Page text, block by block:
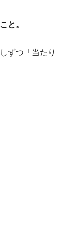
と。
ずつ「当たり